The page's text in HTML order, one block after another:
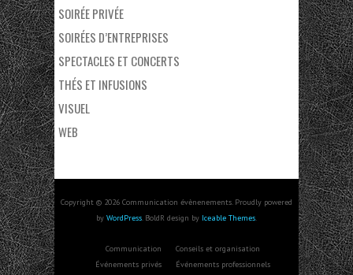
SOIRÉE PRIVÉE
SOIRÉES D’ENTREPRISES
SPECTACLES ET CONCERTS
THÉS ET INFUSIONS
VISUEL
WEB
Copyright © 2026 Communication évènenements. Proudly powered
by WordPress. BoldR design by Iceable Themes.
Communication
Conseils et organisation
Événements privés
Événements professionnels